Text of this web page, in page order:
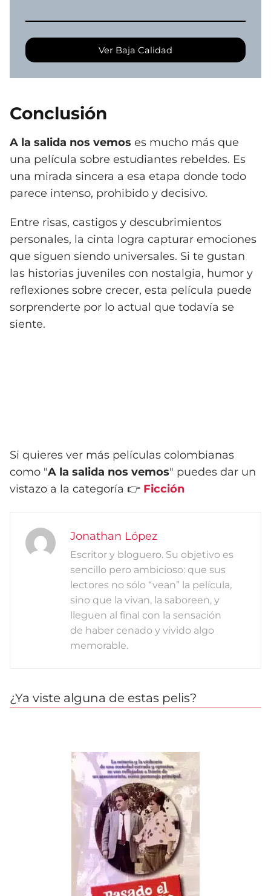
Ver Baja Calidad
Conclusión
A la salida nos vemos es mucho más que
una película sobre estudiantes rebeldes. Es
una mirada sincera a esa etapa donde todo
parece intenso, prohibido y decisivo.
Entre risas, castigos y descubrimientos
personales, la cinta logra capturar emociones
que siguen siendo universales. Si te gustan
las historias juveniles con nostalgia, humor y
reflexiones sobre crecer, esta película puede
sorprenderte por lo actual que todavía se
siente.
Si quieres ver más películas colombianas
como "A la salida nos vemos" puedes dar un
vistazo a la categoría 👉 Ficción
Jonathan López
Escritor y bloguero. Su objetivo es
sencillo pero ambicioso: que sus
lectores no sólo “vean” la película,
sino que la vivan, la saboreen, y
lleguen al final con la sensación
de haber cenado y vivido algo
memorable.
¿Ya viste alguna de estas pelis?